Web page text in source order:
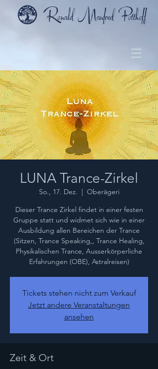
LUNA Trance-Zirkel
So., 17. Dez.
  |
Oberägeri
Dieser Trance Zirkel findet in einer festen
Gruppe statt und widmet sich wie in einer
Ausbildung allen Bereichen der Trance
(Sitzen, Trance Speaking,, Trance Healing,
Physikalischen Trance, Ausserkörperliche
Erfahrungen (OBE), Astralreisen)
Tickets stehen nicht zum Verkauf
Jetzt andere Veranstaltungen
ansehen
Zeit & Ort